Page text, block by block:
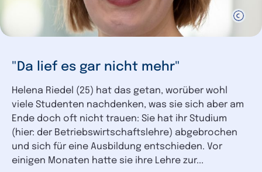
"Da lief es gar nicht mehr"
Helena Riedel (25) hat das getan, worüber wohl
viele Studenten nachdenken, was sie sich aber am
Ende doch oft nicht trauen: Sie hat ihr Studium
(hier: der Betriebswirtschaftslehre) abgebrochen
und sich für eine Ausbildung entschieden. Vor
einigen Monaten hatte sie ihre Lehre zur...